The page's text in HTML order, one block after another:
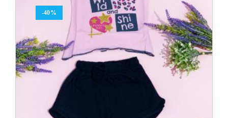
-40%